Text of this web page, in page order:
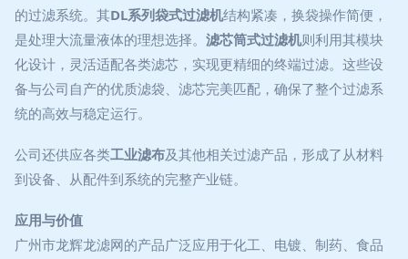
的过滤系统。其DL系列袋式过滤机结构紧凑，换袋操作简便，
是处理大流量液体的理想选择。 滤芯筒式过滤机则利用其模块
化设计，灵活适配各类滤芯，实现更精细的终端过滤。这些设
备与公司自产的优质滤袋、滤芯完美匹配，确保了整个过滤系
统的高效与稳定运行。
公司还供应各类工业滤布及其他相关过滤产品，形成了从材料
到设备、从配件到系统的完整产业链。
应用与价值
广州市龙辉龙滤网的产品广泛应用于化工、电镀、制药、食品